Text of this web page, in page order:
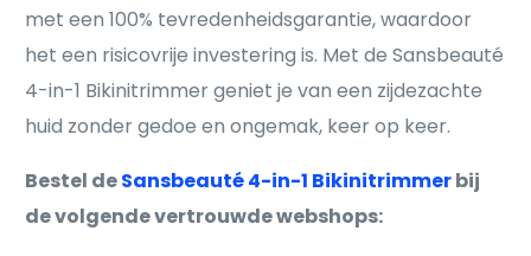
met een 100% tevredenheidsgarantie, waardoor
het een risicovrije investering is. Met de Sansbeauté
4-in-1 Bikinitrimmer geniet je van een zijdezachte
huid zonder gedoe en ongemak, keer op keer.
Bestel deSansbeauté 4-in-1 Bikinitrimmerbij
de volgende vertrouwde webshops: